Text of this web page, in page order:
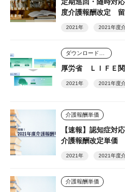
度介護報酬改定
2021年 2021年度
厚労省 ＬＩＦＥ関
2021年 2021年度
介護報酬単価
【速報】認知症
介護報酬改定単価
2021年 2021年度
介護報酬単価